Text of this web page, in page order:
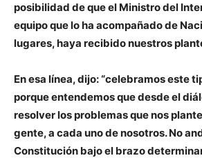
posibilidad de que el Ministro del
equipo que lo ha acompañado de
lugares, haya recibido nuestros
En esa línea, dijo: “celebramos este
porque entendemos que desde el
resolver los problemas que nos
gente, a cada uno de nosotros. No
Constitución bajo el brazo